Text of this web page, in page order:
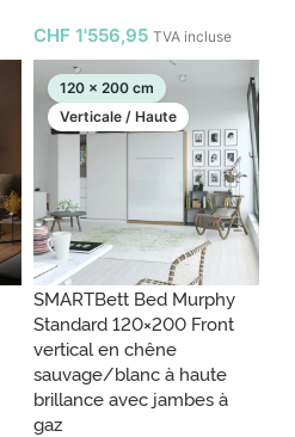
CHF 1'556,95 TVA incluse
120 x 200 cm
Verticale / Haute
SMARTBett Bed Murphy
Standard 120×200 Front
vertical en chêne
sauvage/blanc à haute
brillance avec jambes à
gaz